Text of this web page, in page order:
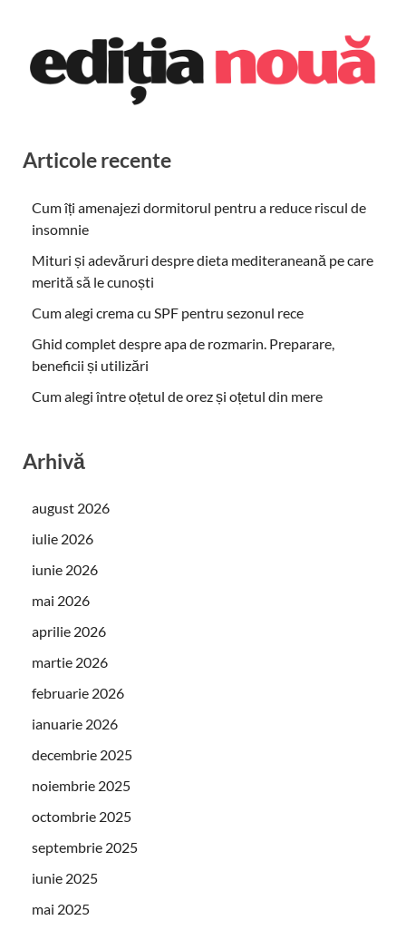
Articole recente
Cum îți amenajezi dormitorul pentru a reduce riscul de
insomnie
Mituri și adevăruri despre dieta mediteraneană pe care
merită să le cunoști
Cum alegi crema cu SPF pentru sezonul rece
Ghid complet despre apa de rozmarin. Preparare,
beneficii și utilizări
Cum alegi între oțetul de orez și oțetul din mere
Arhivă
august 2026
iulie 2026
iunie 2026
mai 2026
aprilie 2026
martie 2026
februarie 2026
ianuarie 2026
decembrie 2025
noiembrie 2025
octombrie 2025
septembrie 2025
iunie 2025
mai 2025